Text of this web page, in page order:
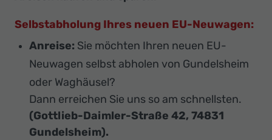
Selbstabholung Ihres neuen EU-Neuwagen:
Anreise: Sie möchten Ihren neuen EU-
Neuwagen selbst abholen von Gundelsheim
oder Waghäusel?
Dann erreichen Sie uns so am schnellsten.
(Gottlieb-Daimler-Straße 42, 74831
Gundelsheim).